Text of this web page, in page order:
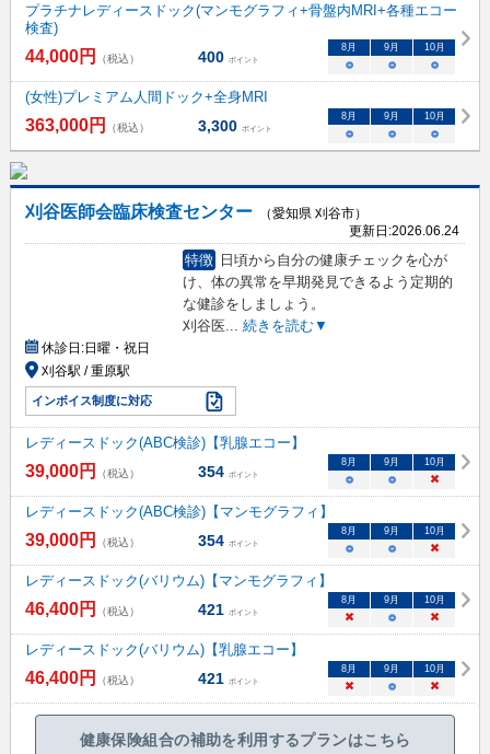
プラチナレディースドック(マンモグラフィ+骨盤内MRI+各種エコー
検査)
44,000円 （税込） 400 ポイント
8 月 9 月 10月
○ ○ ○
(女性)プレミアム人間ドック+全身MRI
363,000円 （税込） 3,300 ポイント
8 月 9 月 10月
○ ○ ○
刈谷医師会臨床検査センター
（愛知県 刈谷市）
更新日:2026.06.24
特徴 日頃から自分の健康チェックを心が
け、体の異常を早期発見できるよう定期的
な健診をしましょう。
刈谷医... 続きを読む▼
休診日:日曜・祝日
刈谷駅 / 重原駅
インボイス制度に対応
レディースドック(ABC検診)【乳腺エコー】
39,000円 （税込） 354 ポイント
8 月 9 月 10月
○ ○ ×
レディースドック(ABC検診)【マンモグラフィ】
39,000円 （税込） 354 ポイント
8 月 9 月 10月
○ ○ ×
レディースドック(バリウム)【マンモグラフィ】
46,400円 （税込） 421 ポイント
8 月 9 月 10月
× ○ ×
レディースドック(バリウム)【乳腺エコー】
46,400円 （税込） 421 ポイント
8 月 9 月 10月
× ○ ×
健康保険組合の補助を利用するプランはこちら